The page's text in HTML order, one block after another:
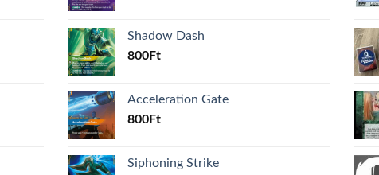
Shadow Dash
800Ft
Acceleration Gate
800Ft
Siphoning Strike